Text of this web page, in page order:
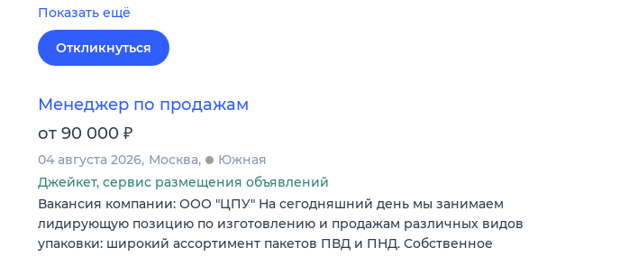
Показать ещё
Откликнуться
Менеджер по продажам
от 90 000 ₽
04 августа 2026 Москва
Южная
Джейкет, сервис размещения объявлений
Вакансия компании: ООО "ЦПУ" На сегодняшний день мы занимаем
лидирующую позицию по изготовлению и продажам различных видов
упаковки: широкий ассортимент пакетов ПВД и ПНД. Собственное